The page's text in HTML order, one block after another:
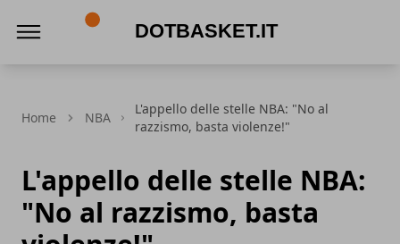
Home NBA
L'appello delle stelle NBA: "No al
razzismo, basta violenze!"
L'appello delle stelle NBA:
"No al razzismo, basta